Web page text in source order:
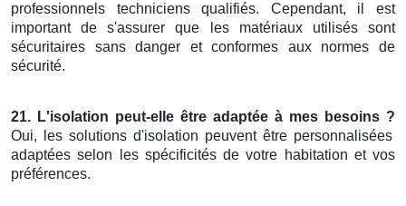
professionnels techniciens qualifiés. Cependant, il est
important de s'assurer que les matériaux utilisés sont
sécuritaires sans danger et conformes aux normes de
sécurité.
21. L'isolation peut-elle être adaptée à mes besoins ?
Oui, les solutions d'isolation peuvent être personnalisées
adaptées selon les spécificités de votre habitation et vos
préférences.